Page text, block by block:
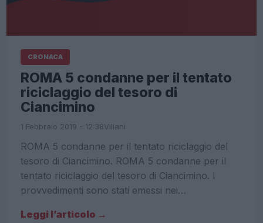
CRONACA
ROMA 5 condanne per il tentato
riciclaggio del tesoro di
Ciancimino
1 Febbraio 2019 - 12:38Villani
ROMA 5 condanne per il tentato riciclaggio del
tesoro di Ciancimino. ROMA 5 condanne per il
tentato riciclaggio del tesoro di Ciancimino. I
provvedimenti sono stati emessi nei…
Leggi l’articolo →